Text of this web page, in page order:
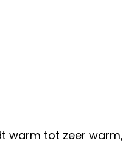
warm tot zeer warm,